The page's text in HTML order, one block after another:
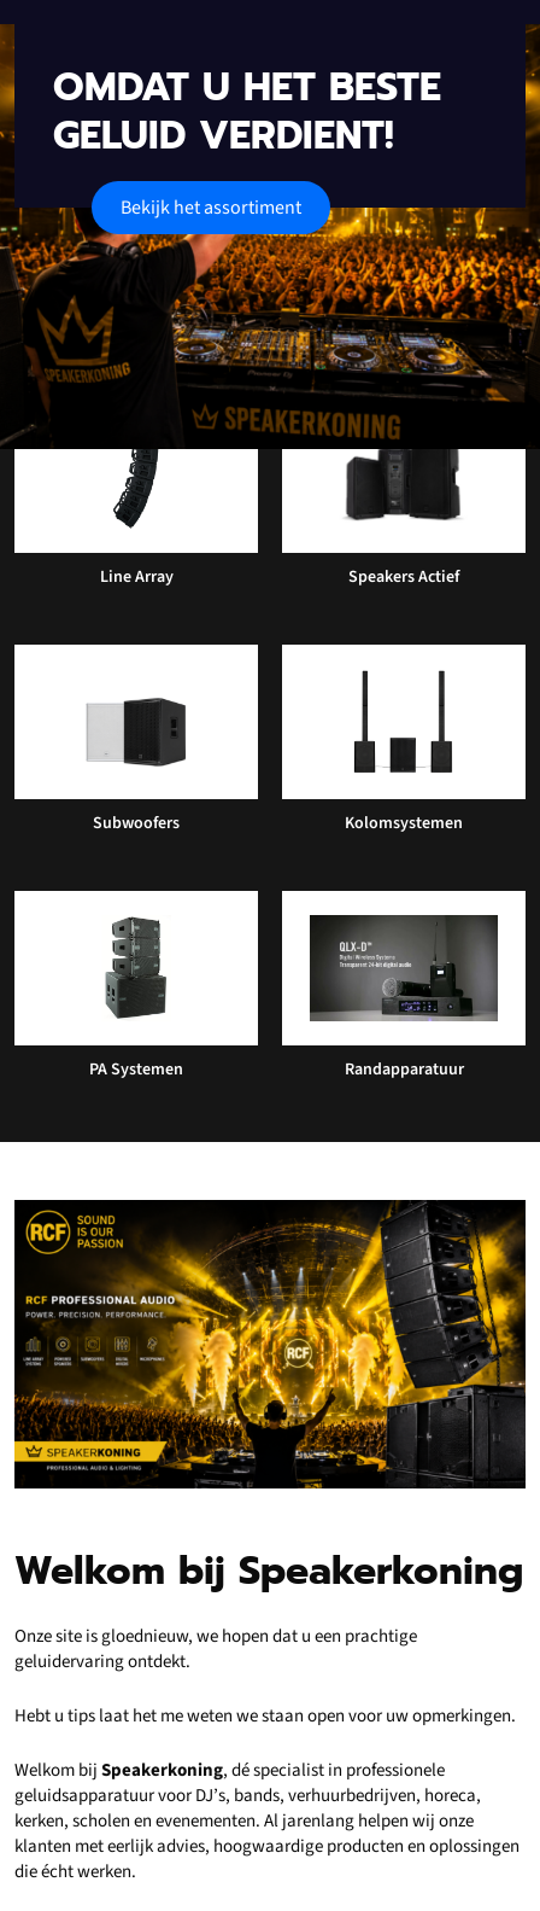
OMDAT U HET BESTE
GELUID VERDIENT!
Bekijk het assortiment
Onze populaire categorieën
Line Array Speakers Actief
Subwoofers Kolomsystemen
PA Systemen Randapparatuur
Welkom bij Speakerkoning
Onze site is gloednieuw, we hopen dat u een prachtige
geluidervaring ontdekt.
Hebt u tips laat het me weten we staan open voor uw opmerkingen.
Welkom bijSpeakerkoning, dé specialist in professionele
geluidsapparatuur voor DJ’s, bands, verhuurbedrijven, horeca,
kerken, scholen en evenementen. Al jarenlang helpen wij onze
klanten met eerlijk advies, hoogwaardige producten en oplossingen
die écht werken.